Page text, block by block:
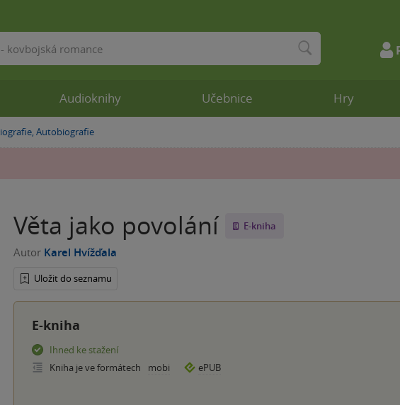
Autobiografie
Věta jako povolání E-kniha
Autor Karel Hvížďala
Uložit do seznamu
E-kniha
Ihned ke stažení
Kniha je ve formátech
mobi ePUB
Audioknihy Učebnice Hry